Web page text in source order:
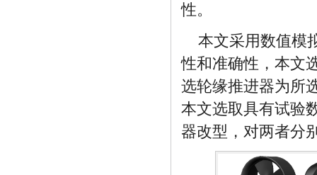
性。
本文采用数值模
性和准确性，本文
选轮缘推进器为所
本文选取具有试验
器改型，对两者分